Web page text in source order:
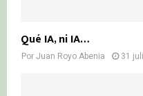
Qué IA, ni IA…
Por Juan Royo Abenia 31